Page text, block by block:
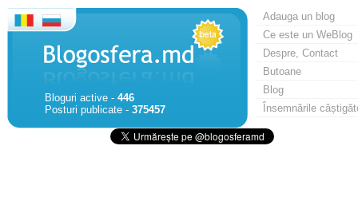
Bloguri active - 446
Posturi publicate - 375457
Adauga un blog
Ce este un WeBlog
Despre, Contact
Butoane
Blog
Însemnările